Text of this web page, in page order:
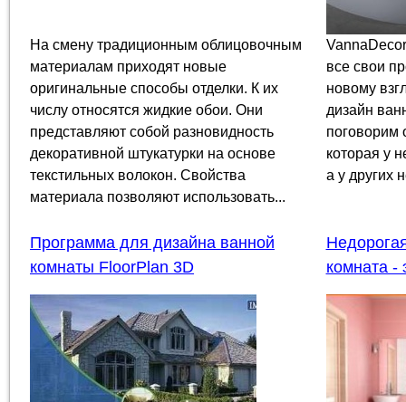
На смену традиционным облицовочным
материалам приходят новые
оригинальные способы отделки. К их
числу относятся жидкие обои. Они
представляют собой разновидность
декоративной штукатурки на основе
текстильных волокон. Свойства
материала позволяют использовать...
все свои
новому
дизайн
поговорим
которая у
а у других
Программа для дизайна ванной
комнаты FloorPlan 3D
комната -